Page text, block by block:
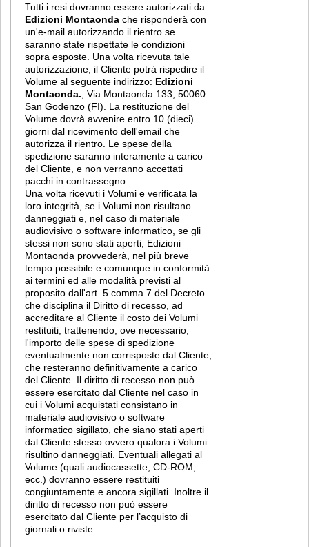
Tutti i resi dovranno essere autorizzati da
Edizioni Montaondache risponderà con
un'e-mail autorizzando il rientro se
saranno state rispettate le condizioni
sopra esposte. Una volta ricevuta tale
autorizzazione, il Cliente potrà rispedire il
Volume al seguente indirizzo: Edizioni
Montaonda. , Via Montaonda 133, 50060
San Godenzo (FI). La restituzione del
Volume dovrà avvenire entro 10 (dieci)
giorni dal ricevimento dell'email che
autorizza il rientro. Le spese della
spedizione saranno interamente a carico
del Cliente, e non verranno accettati
pacchi in contrassegno.
Una volta ricevuti i Volumi e verificata la
loro integrità, se i Volumi non risultano
danneggiati e, nel caso di materiale
audiovisivo o software informatico, se gli
stessi non sono stati aperti, Edizioni
Montaonda provvederà, nel più breve
tempo possibile e comunque in conformità
ai termini ed alle modalità previsti al
proposito dall'art. 5 comma 7 del Decreto
che disciplina il Diritto di recesso, ad
accreditare al Cliente il costo dei Volumi
restituiti, trattenendo, ove necessario,
l'importo delle spese di spedizione
eventualmente non corrisposte dal Cliente,
che resteranno definitivamente a carico
del Cliente. Il diritto di recesso non può
essere esercitato dal Cliente nel caso in
cui i Volumi acquistati consistano in
materiale audiovisivo o software
informatico sigillato, che siano stati aperti
dal Cliente stesso ovvero qualora i Volumi
risultino danneggiati. Eventuali allegati al
Volume (quali audiocassette, CD-ROM,
ecc.) dovranno essere restituiti
congiuntamente e ancora sigillati. Inoltre il
diritto di recesso non può essere
esercitato dal Cliente per l’acquisto di
giornali o riviste.